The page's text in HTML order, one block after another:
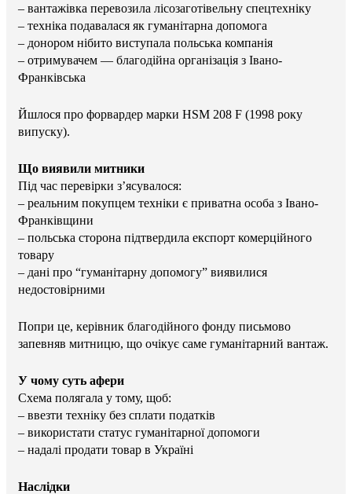
– вантажівка перевозила лісозаготівельну спецтехніку
– техніка подавалася як гуманітарна допомога
– донором нібито виступала польська компанія
– отримувачем — благодійна організація з Івано-
Франківська
Йшлося про форвардер марки HSM 208 F (1998 року
випуску).
Що виявили митники
Під час перевірки з’ясувалося:
– реальним покупцем техніки є приватна особа з Івано-
Франківщини
– польська сторона підтвердила експорт комерційного
товару
– дані про “гуманітарну допомогу” виявилися
недостовірними
Попри це, керівник благодійного фонду письмово
запевняв митницю, що очікує саме гуманітарний вантаж.
У чому суть афери
Схема полягала у тому, щоб:
– ввезти техніку без сплати податків
– використати статус гуманітарної допомоги
– надалі продати товар в Україні
Наслідки